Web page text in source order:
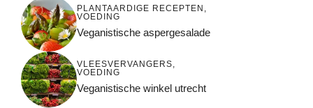
PLANTAARDIGE RECEPTEN ,
VOEDING
Veganistische aspergesalade
VLEESVERVANGERS,
VOEDING
Veganistische winkel utrecht